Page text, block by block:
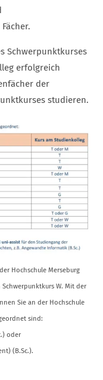
Schwerpunktkurses
erfolgreich
der
studieren.
Hochschule Merseburg
W. Mit der
Sie an der Hochschule
sind:
oder
(B.Sc.).